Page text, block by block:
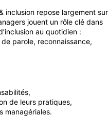
inclusion repose largement sur
jouent un rôle clé dans
au quotidien :
parole, reconnaissance,
de leurs pratiques,
managériales.